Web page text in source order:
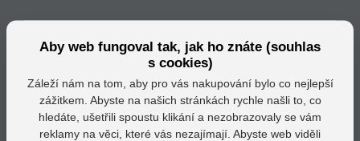
Aby web fungoval tak, jak ho znáte (souhlas
s cookies)
Záleží nám na tom, aby pro vás nakupování bylo co nejlepší
zážitkem. Abyste na našich stránkách rychle našli to, co
hledáte, ušetřili spoustu klikání a nezobrazovaly se vám
reklamy na věci, které vás nezajímají. Abyste web viděli